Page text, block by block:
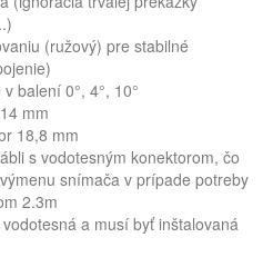
(ružový) pre stabilné
balení 0°, 4°, 10°
mm
18,8 mm
s vodotesným konektorom, čo
snímača v prípade potreby
2.3m
a musí byť inštalovaná